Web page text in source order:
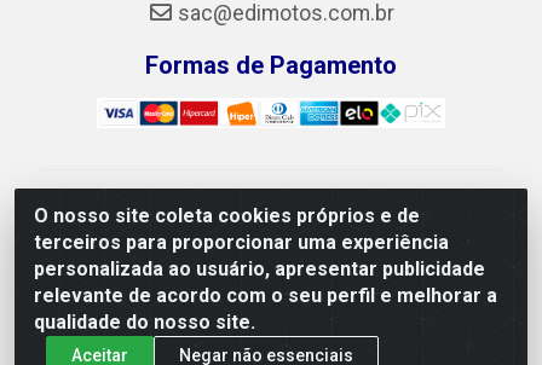
O nosso site coleta cookies próprios e de
terceiros para proporcionar uma experiência
personalizada ao usuário, apresentar publicidade
relevante de acordo com o seu perfil e melhorar a
qualidade do nosso site.
Aceitar Negar não essenciais
sac@edimotos.com.br
Formas de Pagamento
Edimotos Edilson Martins do Prado Ferraz LTDA - CNPJ
06.184.828/0001-23 - Rua Libano, 255, L-1,
Jd.guanabara - Felicia, Vitória da Conquista/BA - CEP
45055-225